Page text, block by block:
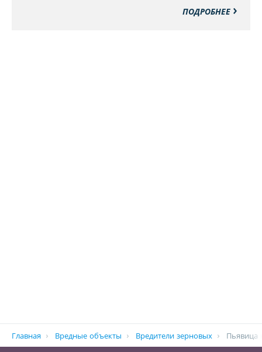
ПОДРОБНЕЕ
Строка
навигации
Главная Вредные объекты Вредители зерновых Пьявица